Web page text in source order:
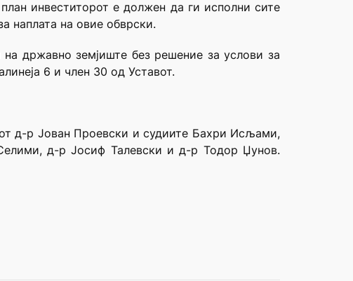
инвеститорот е должен да ги исполни сите
наплата на овие обврски.
државно земјиште без решение за услови за
6 и член 30 од Уставот.
д-р Јован Проевски и судиите Бахри Исљами,
д-р Јосиф Талевски и д-р Тодор Џунов.